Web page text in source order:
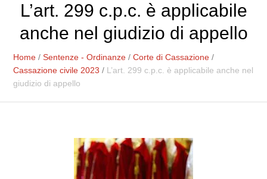
L’art. 299 c.p.c. è applicabile
anche nel giudizio di appello
Home /Sentenze - Ordinanze /Corte di Cassazione /
Cassazione civile 2023 / L’art. 299 c.p.c. è applicabile anche nel
giudizio di appello